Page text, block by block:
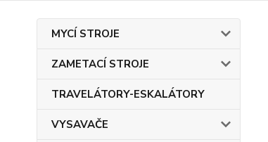
MYCÍ STROJE
ZAMETACÍ STROJE
TRAVELÁTORY-ESKALÁTORY
VYSAVAČE